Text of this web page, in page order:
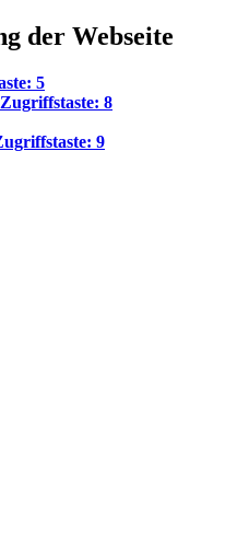
der Webseite
5
Zugriffstaste: 8
9